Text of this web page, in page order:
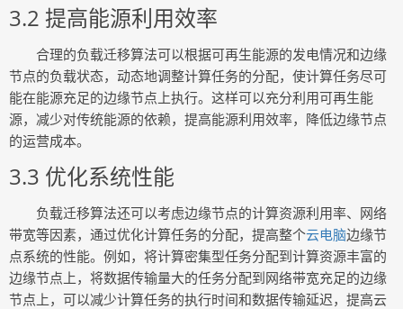
3.2 提高能源利用效率
合理的负载迁移算法可以根据可再生能源的发电情况和边缘
节点的负载状态，动态地调整计算任务的分配，使计算任务尽可
能在能源充足的边缘节点上执行。这样可以充分利用可再生能
源，减少对传统能源的依赖，提高能源利用效率，降低边缘节点
的运营成本。
3.3 优化系统性能
负载迁移算法还可以考虑边缘节点的计算资源利用率、网络
带宽等因素，通过优化计算任务的分配，提高整个云电脑边缘节
点系统的性能。例如，将计算密集型任务分配到计算资源丰富的
边缘节点上，将数据传输量大的任务分配到网络带宽充足的边缘
节点上，可以减少计算任务的执行时间和数据传输延迟，提高云